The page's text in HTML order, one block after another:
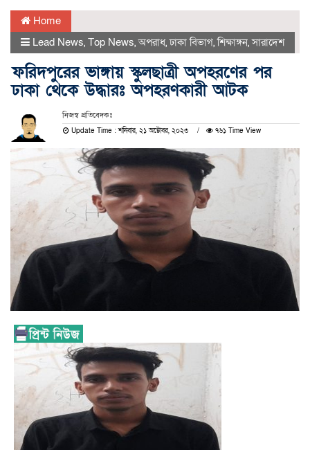
Home
Lead News, Top News,অপরাধ,ঢাকা বিভাগ,শিক্ষাঙ্গন,সারাদেশ
ফরিদপুরের ভাঙ্গায় স্কুলছাত্রী অপহরণের পর
ঢাকা থেকে উদ্ধারঃ অপহরণকারী আটক
নিজস্ব প্রতিবেদকঃ
Update Time : শনিবার, ২১ অক্টোবর, ২০২৩ ৭৬১ Time View